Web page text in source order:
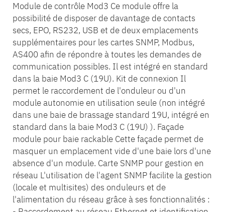
Module de contrôle Mod3 Ce module offre la
possibilité de disposer de davantage de contacts
secs, EPO, RS232, USB et de deux emplacements
supplémentaires pour les cartes SNMP, Modbus,
AS400 afin de répondre à toutes les demandes de
communication possibles. Il est intégré en standard
dans la baie Mod3 C (19U). Kit de connexion Il
permet le raccordement de l'onduleur ou d'un
module autonomie en utilisation seule (non intégré
dans une baie de brassage standard 19U, intégré en
standard dans la baie Mod3 C (19U) ). Façade
module pour baie rackable Cette façade permet de
masquer un emplacement vide d'une baie lors d'une
absence d'un module. Carte SNMP pour gestion en
réseau L'utilisation de l'agent SNMP facilite la gestion
(locale et multisites) des onduleurs et de
l'alimentation du réseau grâce à ses fonctionnalités :